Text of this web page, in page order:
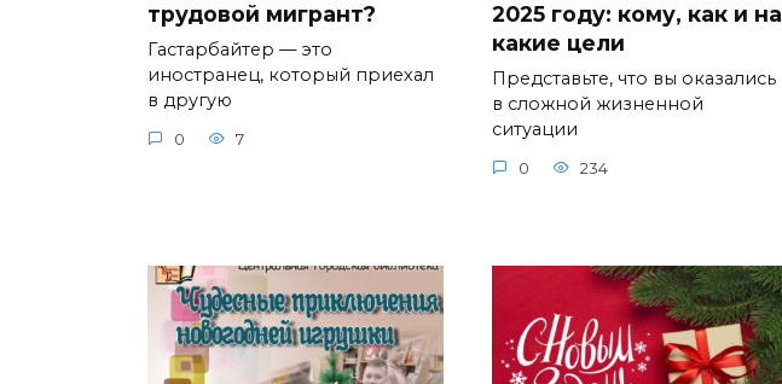
трудовой мигрант?
Гастарбайтер — это
иностранец, который приехал
в другую
0 7
2025 году: кому, как и на
какие цели
Представьте, что вы оказались
в сложной жизненной
ситуации
0 234